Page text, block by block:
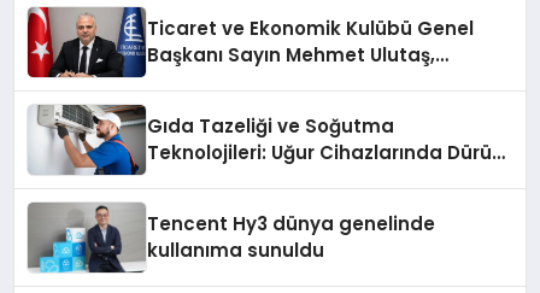
Ticaret ve Ekonomik Kulübü Genel
Başkanı Sayın Mehmet Ulutaş,
Gıda Tazeliği ve Soğutma
Teknolojileri: Uğur Cihazlarında Dürüst
Tencent Hy3 dünya genelinde
kullanıma sunuldu